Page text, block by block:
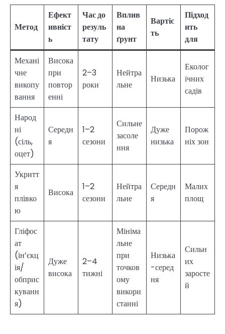
Метод
Ефект
ивніст
ь
Час до
резуль
тату
Вплив
на
ґрунт
Вартіс
ть
Підход
ить
для
Механі
чне
викопу
вання
Висока
при
повтор
енні
2–3
роки
Нейтра
льне
Низька
Еколог
ічних
садів
Народ
ні
(сіль,
оцет)
Середн
я
1–2
сезони
Сильне
засоле
ння
Дуже
низька
Порож
ніх зон
Укритт
я
плівко
ю
Висока
1–2
сезони
Нейтра
льне
Середн
я
Малих
площ
Гліфос
ат
(ін’єкц
ія/
обприс
куванн
я)
Дуже
висока
2–4
тижні
Мініма
льне
при
точков
ому
викори
станні
Низька
-серед
ня
Сильн
их
заросте
й